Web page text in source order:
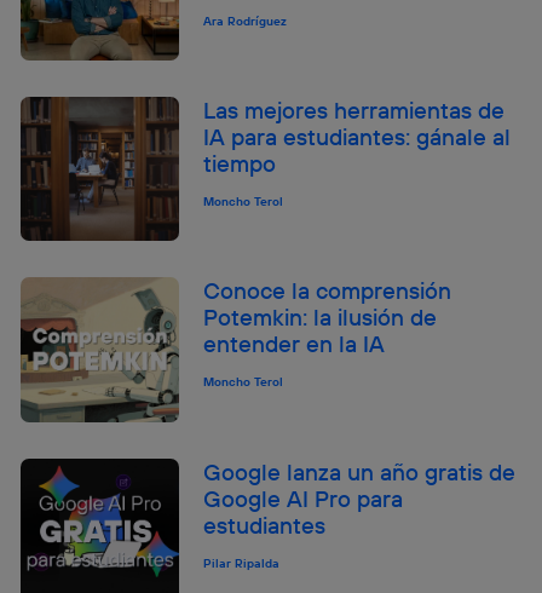
Ara Rodríguez
Las mejores herramientas de
IA para estudiantes: gánale al
tiempo
Moncho Terol
Conoce la comprensión
Potemkin: la ilusión de
entender en la IA
Moncho Terol
Google lanza un año gratis de
Google AI Pro para
estudiantes
Pilar Ripalda